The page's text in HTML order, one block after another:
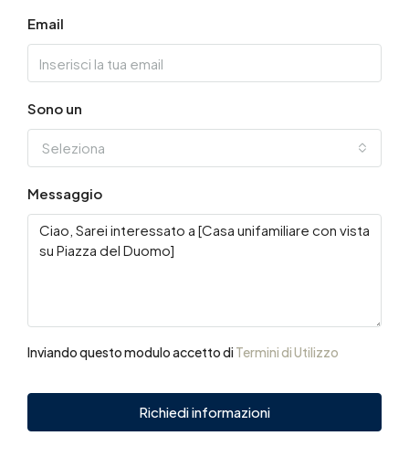
Email
Sono un
Seleziona
Messaggio
Inviando questo modulo accetto di Termini di Utilizzo
Richiedi informazioni